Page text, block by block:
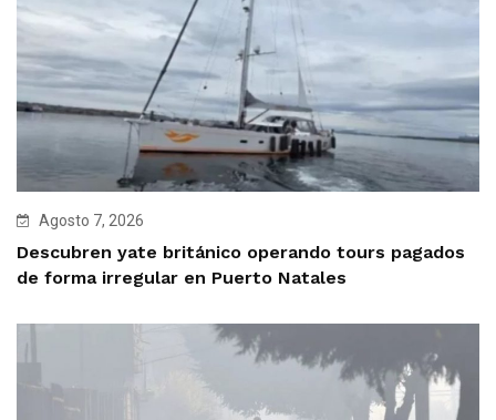
Agosto 7, 2026
Descubren yate británico operando tours pagados
de forma irregular en Puerto Natales